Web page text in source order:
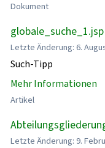
Dokument
globale_suche_1.jsp
Letzte Änderung: 6.
Such-Tipp
Mehr Informationen
Artikel
Letzte Änderung: 9.